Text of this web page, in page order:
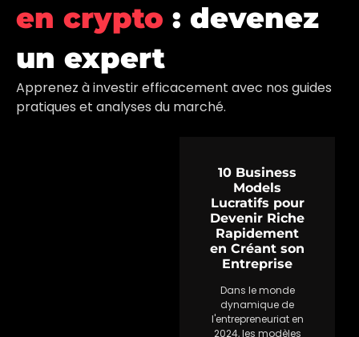
10 Business
Models
Lucratifs pour
Devenir Riche
Rapidement
en Créant son
Entreprise
Dans le monde
dynamique de
l'entrepreneuriat en
2024, les modèles
en crypto : devenez
un expert
Apprenez à investir efficacement avec nos guides
pratiques et analyses du marché.